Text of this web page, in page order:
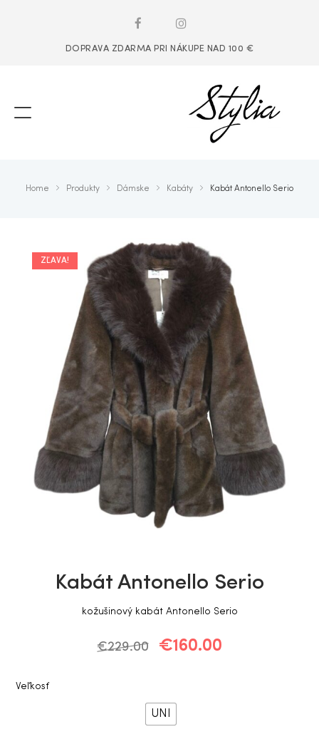
DOPRAVA ZDARMA PRI NÁKUPE NAD 100 €
Home Produkty Dámske Kabáty Kabát Antonello Serio
ZĽAVA!
Kabát Antonello Serio
kožušinový kabát Antonello Serio
€229.00 €160.00
Veľkosť
UNI